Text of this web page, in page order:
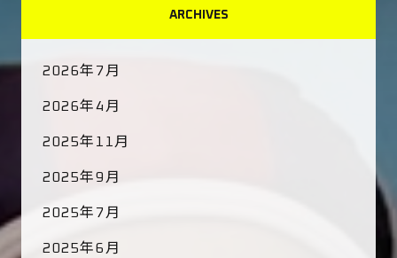
ARCHIVES
2026年7月
2026年4月
2025年11月
2025年9月
2025年7月
2025年6月